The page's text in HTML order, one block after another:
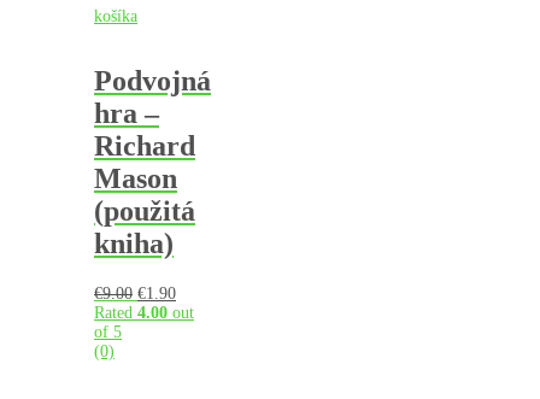
košíka
Podvojná
hra –
Richard
Mason
(použitá
kniha)
€9.00 Pôvodná
cena
€1.90Aktuálna
cena
Rated 4.00 out
of 5
(0)